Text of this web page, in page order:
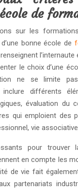
de
sur les
bonne école de
l’internaute
le choix d’une
ne se limite
différents
évaluation du
qui emploient des
vie
pour trouver
en compte les
de vie fait
partenariats